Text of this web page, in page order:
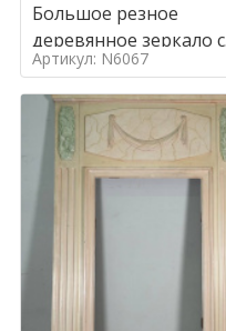
Большое резное
деревянное зеркало с
золочением в стиле
Артикул: N6067